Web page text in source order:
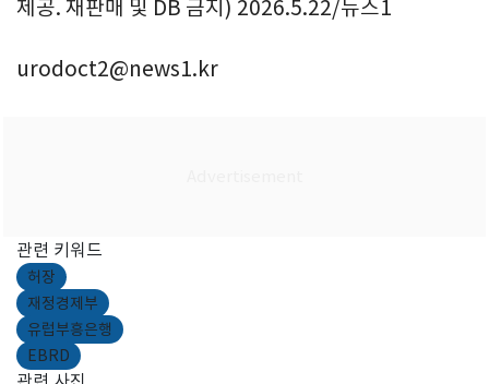
제공. 재판매 및 DB 금지) 2026.5.22/뉴스1
urodoct2@news1.kr
관련 키워드
허장
재정경제부
유럽부흥은행
EBRD